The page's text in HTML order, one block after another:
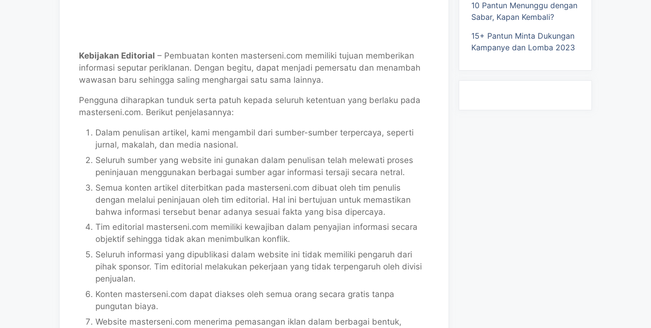
Kebijakan Editorial – Pembuatan konten masterseni.com memiliki tujuan memberikan
informasi seputar periklanan. Dengan begitu, dapat menjadi pemersatu dan menambah
wawasan baru sehingga saling menghargai satu sama lainnya.
Pengguna diharapkan tunduk serta patuh kepada seluruh ketentuan yang berlaku pada
masterseni.com. Berikut penjelasannya:
Dalam penulisan artikel, kami mengambil dari sumber-sumber terpercaya, seperti
jurnal, makalah, dan media nasional.
Seluruh sumber yang website ini gunakan dalam penulisan telah melewati proses
peninjauan menggunakan berbagai sumber agar informasi tersaji secara netral.
Semua konten artikel diterbitkan pada masterseni.com dibuat oleh tim penulis
dengan melalui peninjauan oleh tim editorial. Hal ini bertujuan untuk memastikan
bahwa informasi tersebut benar adanya sesuai fakta yang bisa dipercaya.
Tim editorial masterseni.com memiliki kewajiban dalam penyajian informasi secara
objektif sehingga tidak akan menimbulkan konflik.
Seluruh informasi yang dipublikasi dalam website ini tidak memiliki pengaruh dari
pihak sponsor. Tim editorial melakukan pekerjaan yang tidak terpengaruh oleh divisi
penjualan.
Konten masterseni.com dapat diakses oleh semua orang secara gratis tanpa
pungutan biaya.
Website masterseni.com menerima pemasangan iklan dalam berbagai bentuk,
10 Pantun Menunggu dengan
Sabar, Kapan Kembali?
15+ Pantun Minta Dukungan
Kampanye dan Lomba 2023